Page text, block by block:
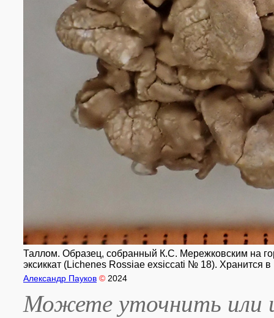
Таллом. Образец, собранный К.С. Мережковским на
эксиккат (Lichenes Rossiae exsiccati № 18). Хранится
Александр Пауков © 2024
Можете уточнить или